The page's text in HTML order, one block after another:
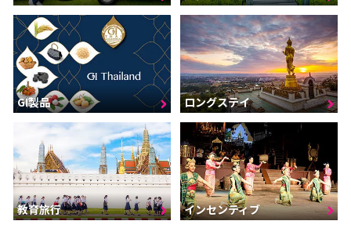
GI製品 ロングステイ
教育旅行 インセンティブ